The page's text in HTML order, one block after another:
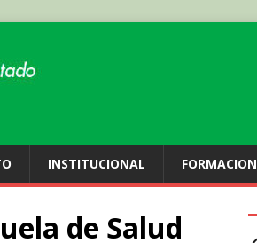
INSTITUCIONAL FORMACION
de Salud